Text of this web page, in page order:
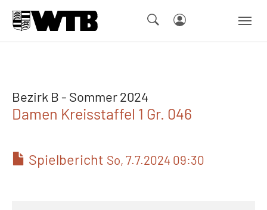
Bezirk B - Sommer 2024
Damen Kreisstaffel 1 Gr. 046
Spielbericht So, 7.7.2024 09:30